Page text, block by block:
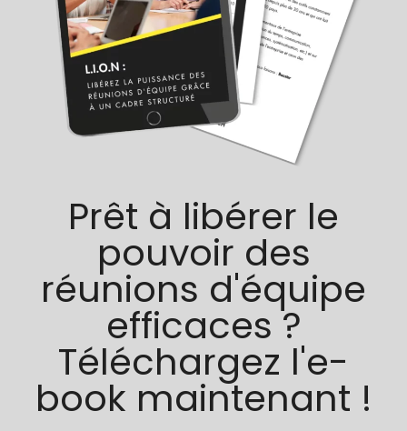
Prêt à libérer le
pouvoir des
réunions d'équipe
efficaces ?
Téléchargez l'e-
book maintenant !